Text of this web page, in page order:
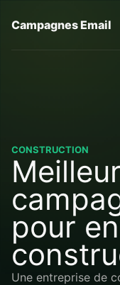
Campagnes Email
CONSTRUCTION
pour
Une entreprise de